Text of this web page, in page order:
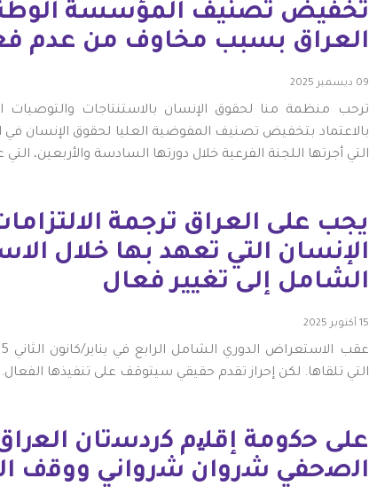
تخفيض تصنيف المؤسسة
العراق بسبب مخاوف من عدم
09 ديسمبر 2025
ترحب منظمة منا لحقوق الإنسان بالاستنتاجات والتوصيات
بالاعتماد بتخفيض تصنيف المفوضية العليا لحقوق الإنسان
التي أجرتها اللجنة الفرعية خلال دورتها السادسة والأربعين، التي عقدت في
يجب على العراق ترجمة
الإنسان التي تعهد بها خلال
الشامل إلى تغيير فعال
15 أكتوبر 2025
التي تلقاها. لكن إحراز تقدم حقيقي سيتوقف على تنفيذها الفعال.
ﻋﻠﻰ ﺣﻛوﻣﺔ إﻗﻠﯾم ﻛردﺳﺗﺎن
اﻟﺻﺣﻔﻲ ﺷروان ﺷرواﻧﻲ ووﻗف